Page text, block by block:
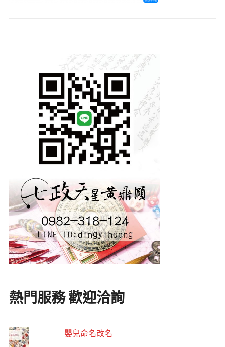
熱門服務 歡迎洽詢
嬰兒命名改名